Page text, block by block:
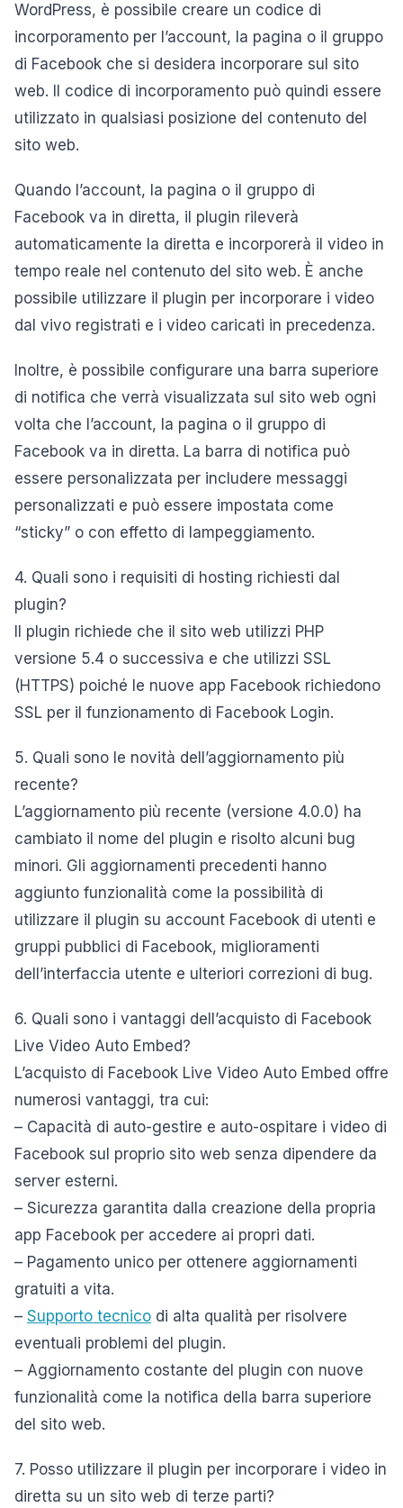
WordPress, è possibile creare un codice di
incorporamento per l’account, la pagina o il gruppo
di Facebook che si desidera incorporare sul sito
web. Il codice di incorporamento può quindi essere
utilizzato in qualsiasi posizione del contenuto del
sito web.
Quando l’account, la pagina o il gruppo di
Facebook va in diretta, il plugin rileverà
automaticamente la diretta e incorporerà il video in
tempo reale nel contenuto del sito web. È anche
possibile utilizzare il plugin per incorporare i video
dal vivo registrati e i video caricati in precedenza.
Inoltre, è possibile configurare una barra superiore
di notifica che verrà visualizzata sul sito web ogni
volta che l’account, la pagina o il gruppo di
Facebook va in diretta. La barra di notifica può
essere personalizzata per includere messaggi
personalizzati e può essere impostata come
“sticky” o con effetto di lampeggiamento.
4. Quali sono i requisiti di hosting richiesti dal
plugin?
Il plugin richiede che il sito web utilizzi PHP
versione 5.4 o successiva e che utilizzi SSL
(HTTPS) poiché le nuove app Facebook richiedono
SSL per il funzionamento di Facebook Login.
5. Quali sono le novità dell’aggiornamento più
recente?
L’aggiornamento più recente (versione 4.0.0) ha
cambiato il nome del plugin e risolto alcuni bug
minori. Gli aggiornamenti precedenti hanno
aggiunto funzionalità come la possibilità di
utilizzare il plugin su account Facebook di utenti e
gruppi pubblici di Facebook, miglioramenti
dell’interfaccia utente e ulteriori correzioni di bug.
6. Quali sono i vantaggi dell’acquisto di Facebook
Live Video Auto Embed?
L’acquisto di Facebook Live Video Auto Embed offre
numerosi vantaggi, tra cui:
– Capacità di auto-gestire e auto-ospitare i video di
Facebook sul proprio sito web senza dipendere da
server esterni.
– Sicurezza garantita dalla creazione della propria
app Facebook per accedere ai propri dati.
– Pagamento unico per ottenere aggiornamenti
gratuiti a vita.
– Supporto tecnico di alta qualità per risolvere
eventuali problemi del plugin.
– Aggiornamento costante del plugin con nuove
funzionalità come la notifica della barra superiore
del sito web.
7. Posso utilizzare il plugin per incorporare i video in
diretta su un sito web di terze parti?